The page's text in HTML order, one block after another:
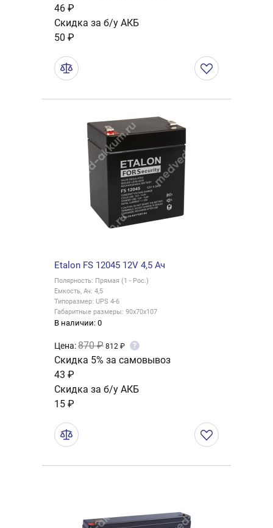
46 ₽
Скидка за б/у АКБ
50 ₽
Etalon FS 12045 12V 4,5 Ач
Полярность: Прямая (1 - Рос.)
Емкость, Ач: 4,5
Типоразмер: UPS 4-6
Габаритные размеры: 90x70x107
В наличии: 0
Цена:870 ₽ 812 ₽ ?
Скидка 5% за самовывоз
43 ₽
Скидка за б/у АКБ
15 ₽